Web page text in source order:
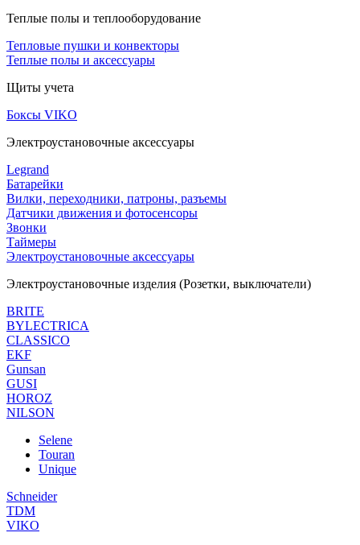
Теплые полы и теплооборудование
Тепловые пушки и конвекторы
Теплые полы и аксессуары
Щиты учета
Боксы VIKO
Электроустановочные аксессуары
Legrand
Батарейки
Вилки, переходники, патроны, разъемы
Датчики движения и фотосенсоры
Звонки
Таймеры
Электроустановочные аксессуары
Электроустановочные изделия (Розетки, выключатели)
BRITE
BYLECTRICA
CLASSICO
EKF
Gunsan
GUSI
HOROZ
NILSON
Selene
Touran
Unique
Schneider
TDM
VIKO